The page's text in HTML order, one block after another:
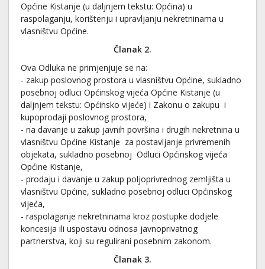
Općine Kistanje (u daljnjem tekstu: Općina) u
raspolaganju, korištenju i upravljanju nekretninama u
vlasništvu Općine.
Članak 2.
Ova Odluka ne primjenjuje se na:
- zakup poslovnog prostora u vlasništvu Općine, sukladno
posebnoj odluci Općinskog vijeća Općine Kistanje (u
daljnjem tekstu: Općinsko vijeće) i Zakonu o zakupu i
kupoprodaji poslovnog prostora,
- na davanje u zakup javnih površina i drugih nekretnina u
vlasništvu Općine Kistanje za postavljanje privremenih
objekata, sukladno posebnoj Odluci Općinskog vijeća
Općine Kistanje,
- prodaju i davanje u zakup poljoprivrednog zemljišta u
vlasništvu Općine, sukladno posebnoj odluci Općinskog
vijeća,
- raspolaganje nekretninama kroz postupke dodjele
koncesija ili uspostavu odnosa javnoprivatnog
partnerstva, koji su regulirani posebnim zakonom.
Članak 3.